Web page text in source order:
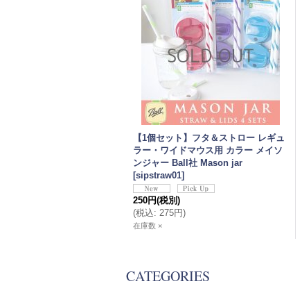
【1個セット】フタ＆ストロー レギュ
ラー・ワイドマウス用 カラー メイソ
ンジャー Ball社 Mason jar
[sipstraw01]
250円(税別)
(税込: 275円)
在庫数 ×
CATEGORIES